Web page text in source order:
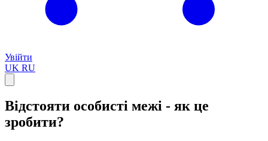
Увійти
UK RU
Відстояти особисті межі - як це
зробити?